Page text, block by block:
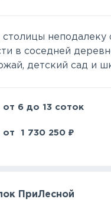
столицы
в соседней
детский сад и
от 6 до 13 соток
от1 730 250 ₽
ПриЛесной